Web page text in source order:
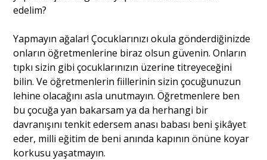
edelim?
Yapmayın ağalar! Çocuklarınızı okula gönderdiğinizde
onların öğretmenlerine biraz olsun güvenin. Onların
tıpkı sizin gibi çocuklarınızın üzerine titreyeceğini
bilin. Ve öğretmenlerin fiillerinin sizin çocuğunuzun
lehine olacağını asla unutmayın. Öğretmenlere ben
bu çocuğa yan bakarsam ya da herhangi bir
davranışını tenkit edersem anası babası beni şikâyet
eder, milli eğitim de beni anında kapının önüne koyar
korkusu yaşatmayın.